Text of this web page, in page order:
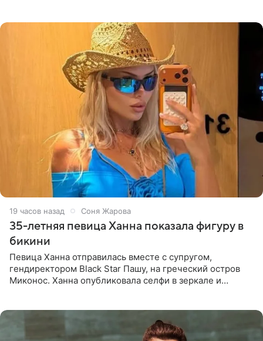
19 часов назад Соня Жарова
35-летняя певица Ханна показала фигуру в
бикини
Певица Ханна отправилась вместе с супругом,
гендиректором Black Star Пашу, на греческий остров
Миконос. Ханна опубликовала селфи в зеркале и